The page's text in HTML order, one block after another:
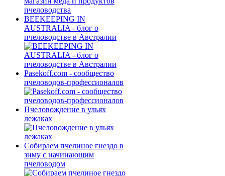
BEEKEEPING IN
AUSTRALIA - блог о
пчеловодстве в Австралии
Pasekoff.com - сообщество
пчеловодов-профессионалов
Пчеловождение в ульях
лежаках
Собираем пчелиное гнездо в
зиму с начинающим
пчеловодом